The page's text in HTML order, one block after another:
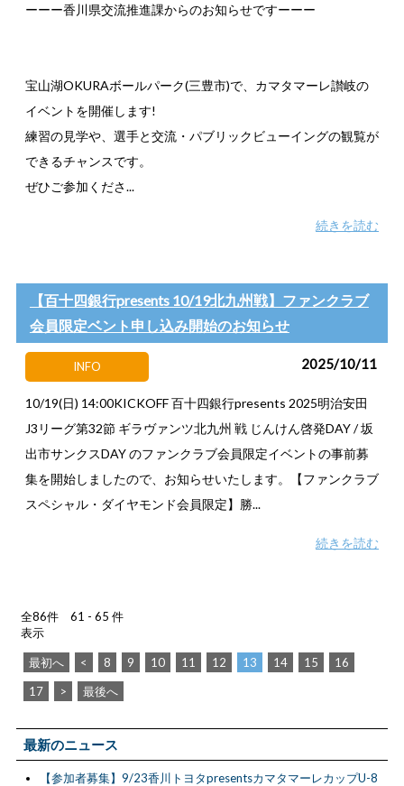
ーーー香川県交流推進課からのお知らせですーーー
宝山湖OKURAボールパーク(三豊市)で、カマタマーレ讃岐の
イベントを開催します!
練習の見学や、選手と交流・パブリックビューイングの観覧が
できるチャンスです。
ぜひご参加くださ...
続きを読む
【百十四銀行presents 10/19北九州戦】ファンクラブ
会員限定ベント申し込み開始のお知らせ
INFO 2025/10/11
10/19(日) 14:00KICKOFF 百十四銀行presents 2025明治安田
J3リーグ第32節 ギラヴァンツ北九州 戦 じんけん啓発DAY / 坂
出市サンクスDAY のファンクラブ会員限定イベントの事前募
集を開始しましたので、お知らせいたします。【ファンクラブ
スペシャル・ダイヤモンド会員限定】勝...
続きを読む
全86件 61 - 65 件
表示
最初へ < 8 9 10 11 12 13 14 15
16
17
> 最後へ
最新のニュース
【参加者募集】9/23香川トヨタpresentsカマタマーレカップU-8